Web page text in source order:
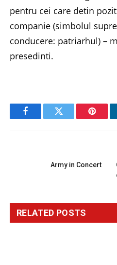
pentru cei care detin
companie (simbolul
conducere: patriarhul) –
presedinti.
FacebookTwitter
Army in Concert
RELATED POSTS